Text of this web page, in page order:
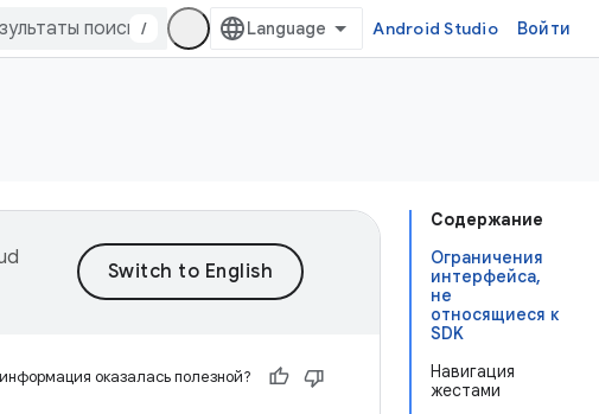
/ Android Studio Войти
Содержание
Ограничения
интерфейса,
не
относящиеся к
SDK
Навигация
жестами
оказалась полезной?